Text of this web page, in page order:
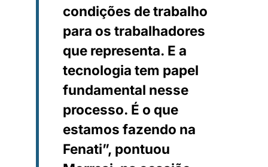
condições de trabalho
para os trabalhadores
que representa. E a
tecnologia tem papel
fundamental nesse
processo. É o que
estamos fazendo na
Fenati”, pontuou